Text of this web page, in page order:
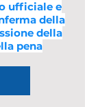
ufficiale e
della
della
pena